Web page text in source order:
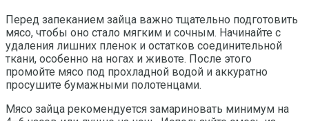
Перед запеканием зайца важно тщательно подготовить
мясо, чтобы оно стало мягким и сочным. Начинайте с
удаления лишних пленок и остатков соединительной
ткани, особенно на ногах и животе. После этого
промойте мясо под прохладной водой и аккуратно
просушите бумажными полотенцами.
Мясо зайца рекомендуется замариновать минимум на